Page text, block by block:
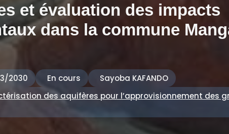
et évaluation des impacts
dans la commune
2030 En cours
Sayoba KAFANDO
des aquifères pour l’approvisionnement des